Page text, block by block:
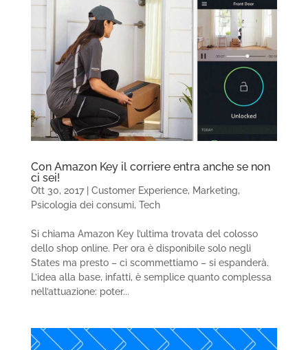
Con Amazon Key il corriere entra anche se non
ci sei!
Ott 30, 2017| Customer Experience, Marketing,
Psicologia dei consumi, Tech
Si chiama Amazon Key l’ultima trovata del colosso
dello shop online. Per ora è disponibile solo negli
States ma presto – ci scommettiamo – si espanderà.
L’idea alla base, infatti, è semplice quanto complessa
nell’attuazione: poter...